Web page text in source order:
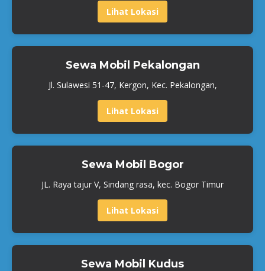
Lihat Lokasi
Sewa Mobil Pekalongan
Jl. Sulawesi 51-47, Kergon, Kec. Pekalongan,
Lihat Lokasi
Sewa Mobil Bogor
JL. Raya tajur V, Sindang rasa, kec. Bogor Timur
Lihat Lokasi
Sewa Mobil Kudus